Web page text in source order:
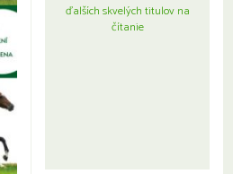
ďalších skvelých titulov na
čítanie